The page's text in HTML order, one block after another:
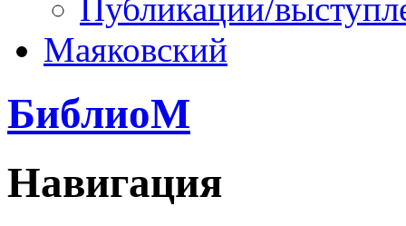
Публикации/
Маяковский
БиблиоМ
Навигация